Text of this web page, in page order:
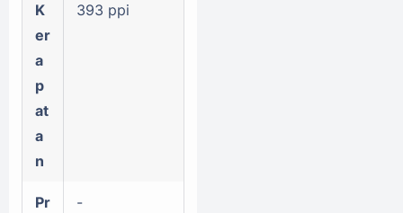
K
er
a
p
at
a
n
393 ppi
Pr
-